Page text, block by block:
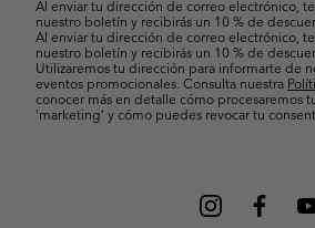
Al enviar tu dirección de correo electrónico,
nuestro boletín y recibirás un 10 % de
Al enviar tu dirección de correo electrónico,
nuestro boletín y recibirás un 10 % de
Utilizaremos tu dirección para informarte de
eventos promocionales. Consulta nuestra
conocer más en detalle cómo procesaremos
’marketing’ y cómo puedes revocar tu